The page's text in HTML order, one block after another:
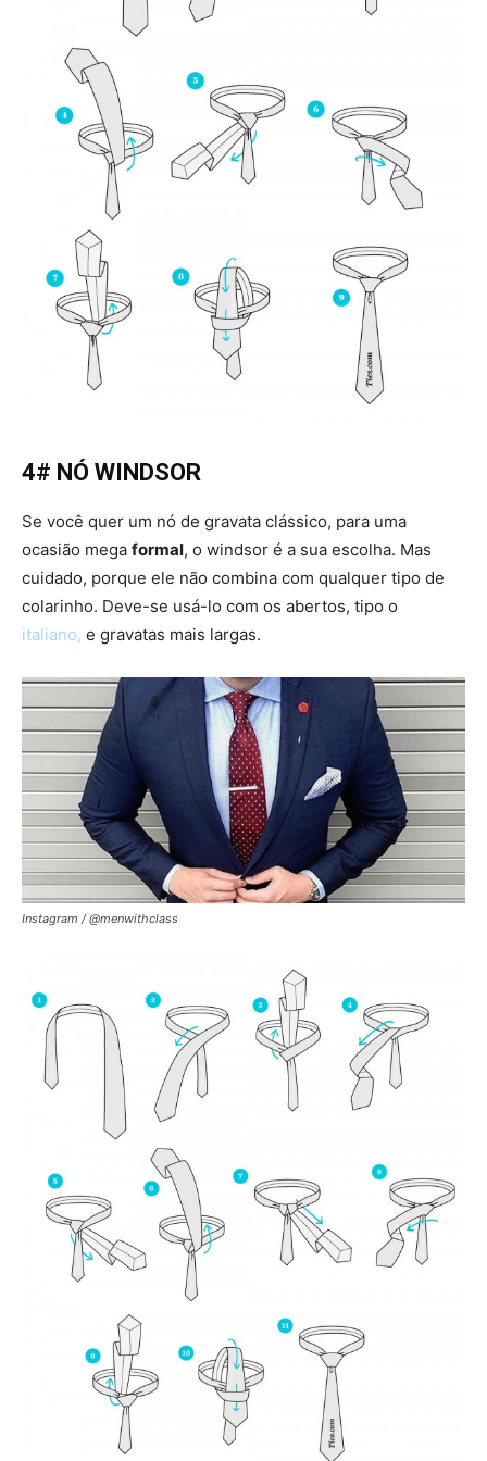
4# NÓ WINDSOR
Se você quer um nó de gravata clássico, para uma
ocasião mega formal, o windsor é a sua escolha. Mas
cuidado, porque ele não combina com qualquer tipo de
colarinho. Deve-se usá-lo com os abertos, tipo o
italiano, e gravatas mais largas.
Instagram / @menwithclass